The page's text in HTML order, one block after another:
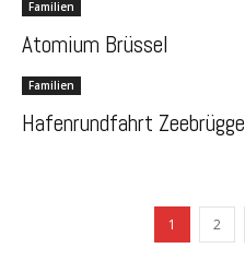
Familien
Atomium Brüssel
Familien
Hafenrundfahrt Zeebrügge
1 2